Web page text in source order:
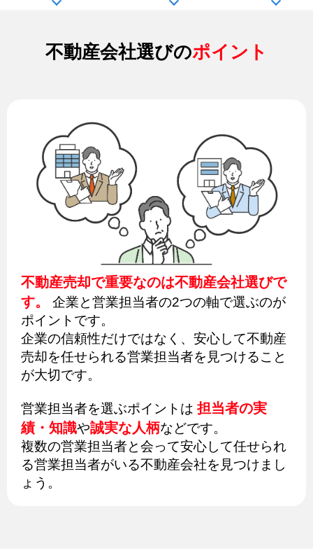
不動産会社選びのポイント
不動産売却で重要なのは不動産会社選びで
す。
企業と営業担当者の2つの軸で選ぶのが
ポイントです。
企業の信頼性だけではなく、安心して不動産
売却を任せられる営業担当者を見つけること
が大切です。
営業担当者を選ぶポイントは 担当者の実
績・知識や誠実な人柄などです。
複数の営業担当者と会って安心して任せられ
る営業担当者がいる不動産会社を見つけまし
ょう。